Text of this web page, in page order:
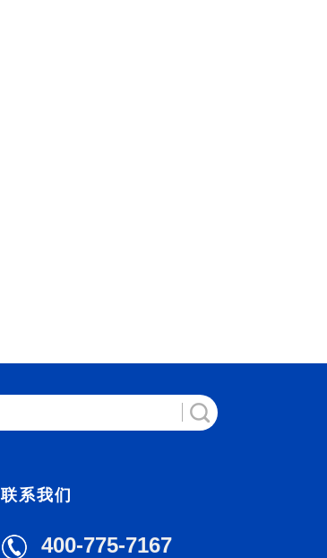
联系我们
400-775-7167